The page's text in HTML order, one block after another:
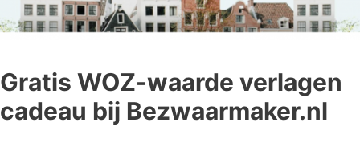
Gratis WOZ-waarde verlagen
cadeau bij Bezwaarmaker.nl